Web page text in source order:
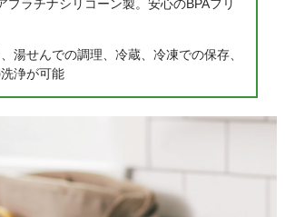
プラチナシリコーン製。安心のBPAフリ
湯せんでの調理、冷蔵、冷凍での保存、
浄が可能